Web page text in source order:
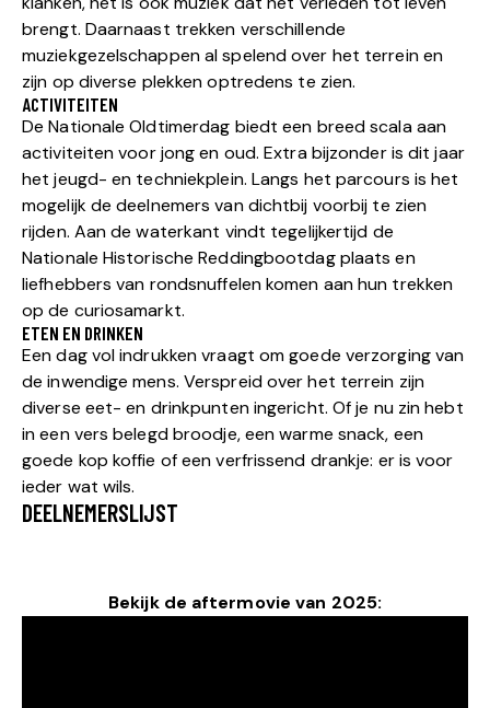
brengt. Daarnaast trekken verschillende
muziekgezelschappen al spelend over het terrein en
zijn op diverse plekken optredens te zien.
ACTIVITEITEN
De Nationale Oldtimerdag biedt een breed scala aan
activiteiten voor jong en oud. Extra bijzonder is dit jaar
het jeugd- en techniekplein. Langs het parcours is het
mogelijk de deelnemers van dichtbij voorbij te zien
rijden. Aan de waterkant vindt tegelijkertijd de
Nationale Historische Reddingbootdag plaats en
liefhebbers van rondsnuffelen komen aan hun trekken
op de curiosamarkt.
ETEN EN DRINKEN
Een dag vol indrukken vraagt om goede verzorging van
de inwendige mens. Verspreid over het terrein zijn
diverse eet- en drinkpunten ingericht. Of je nu zin hebt
in een vers belegd broodje, een warme snack, een
goede kop koffie of een verfrissend drankje: er is voor
ieder wat wils.
DEELNEMERSLIJST
Bekijk de aftermovie van 2025: